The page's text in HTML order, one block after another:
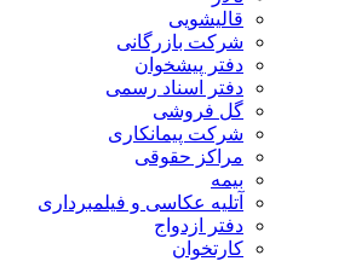
قالیشویی
شرکت بازرگانی
دفتر پیشخوان
دفتر اسناد رسمی
گل فروشی
شرکت پیمانکاری
مراکز حقوقی
بیمه
آتلیه عکاسی و فیلمبرداری
دفتر ازدواج
کارتخوان